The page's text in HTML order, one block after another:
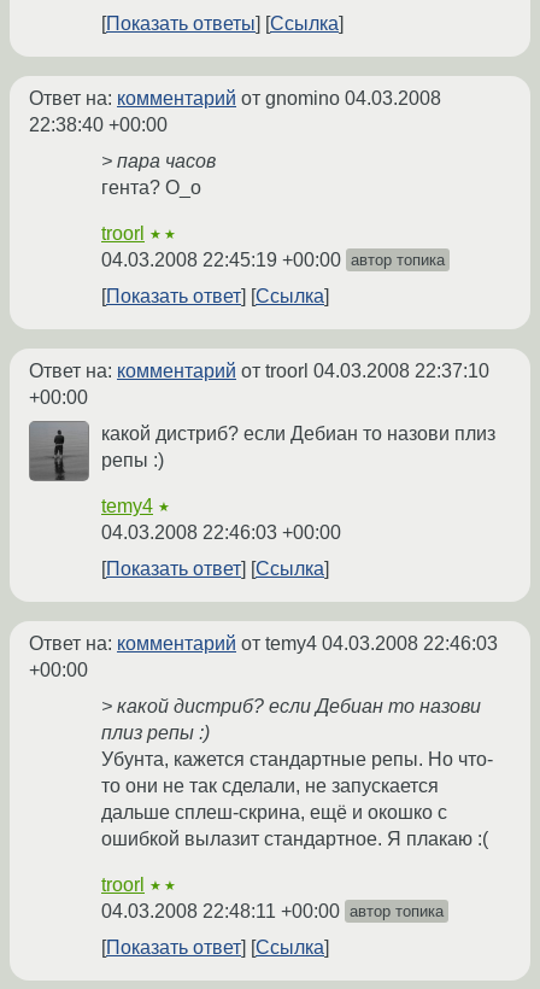
Показать ответы
Ссылка
Ответ на: комментарий от gnomino 04.03.2008
22:38:40 +00:00
> пара часов
гента? О_о
troorl ★★
04.03.2008 22:45:19 +00:00 автор топика
Показать ответ Ссылка
Ответ на: комментарий от troorl 04.03.2008 22:37:10
+00:00
какой дистриб? если Дебиан то назови плиз
репы :)
temy4 ★
04.03.2008 22:46:03 +00:00
Показать ответ
Ссылка
Ответ на: комментарий от temy4 04.03.2008 22:46:03
+00:00
> какой дистриб? если Дебиан то назови
плиз репы :)
Убунта, кажется стандартные репы. Но что-
то они не так сделали, не запускается
дальше сплеш-скрина, ещё и окошко с
ошибкой вылазит стандартное. Я плакаю :(
troorl ★★
04.03.2008 22:48:11 +00:00 автор топика
Показать ответ Ссылка